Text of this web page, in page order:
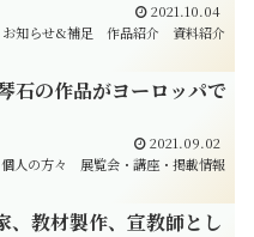
2021.10.04
お知らせ&補足
作品紹介 資料紹介
石の作品がヨーロッパで
2021.09.02
個人の方々 展覧会・講座・掲載情報
、教材製作、宣教師とし